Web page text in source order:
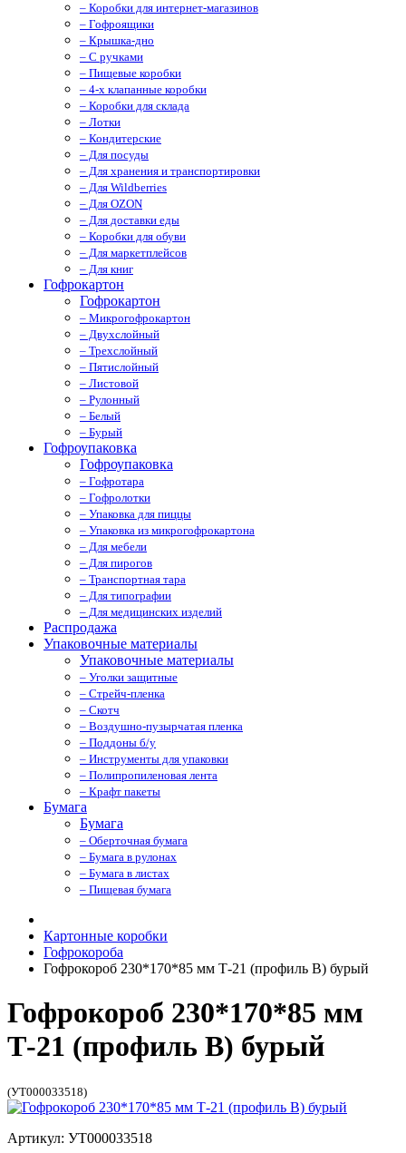
– Коробки для интернет-магазинов
– Гофроящики
– Крышка-дно
– С ручками
– Пищевые коробки
– 4-х клапанные коробки
– Коробки для склада
– Лотки
– Кондитерские
– Для посуды
– Для хранения и транспортировки
– Для Wildberries
– Для OZON
– Для доставки еды
– Коробки для обуви
– Для маркетплейсов
– Для книг
Гофрокартон
Гофрокартон
– Микрогофрокартон
– Двухслойный
– Трехслойный
– Пятислойный
– Листовой
– Рулонный
– Белый
– Бурый
Гофроупаковка
Гофроупаковка
– Гофротара
– Гофролотки
– Упаковка для пиццы
– Упаковка из микрогофрокартона
– Для мебели
– Для пирогов
– Транспортная тара
– Для типографии
– Для медицинских изделий
Распродажа
Упаковочные материалы
Упаковочные материалы
– Уголки защитные
– Стрейч-пленка
– Скотч
– Воздушно-пузырчатая пленка
– Поддоны б/у
– Инструменты для упаковки
– Полипропиленовая лента
– Крафт пакеты
Бумага
Бумага
– Оберточная бумага
– Бумага в рулонах
– Бумага в листах
– Пищевая бумага
Картонные коробки
Гофрокороба
Гофрокороб 230*170*85 мм Т-21 (профиль B) бурый
Гофрокороб 230*170*85 мм
Т-21 (профиль B) бурый
(УТ000033518)
Артикул: УТ000033518